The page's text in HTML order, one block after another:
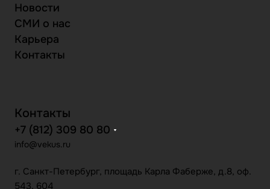
Новости
СМИ о нас
Карьера
Контакты
Контакты
+7 (812) 309 80 80
info@vekus.ru
г. Санкт-Петербург, площадь Карла Фаберже, д.8, оф.
543, 604